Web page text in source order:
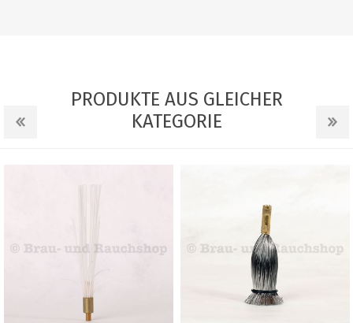
PRODUKTE AUS GLEICHER
KATEGORIE